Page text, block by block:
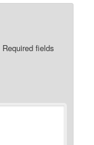
Required fields